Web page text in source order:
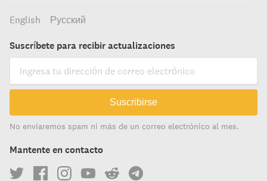
English Русский
Suscríbete para recibir actualizaciones
Suscribirse
No enviaremos spam ni más de un correo electrónico al mes.
Mantente en contacto